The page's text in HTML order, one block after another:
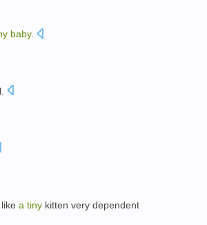
baby.
like a tiny kitten very dependent